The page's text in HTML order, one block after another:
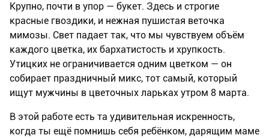
Крупно, почти в упор — букет. Здесь и строгие
красные гвоздики, и нежная пушистая веточка
мимозы. Свет падает так, что мы чувствуем объём
каждого цветка, их бархатистость и хрупкость.
Утицких не ограничивается одним цветком — он
собирает праздничный микс, тот самый, который
ищут мужчины в цветочных ларьках утром 8 марта.
В этой работе есть та удивительная искренность,
когда ты ещё помнишь себя ребёнком, дарящим маме